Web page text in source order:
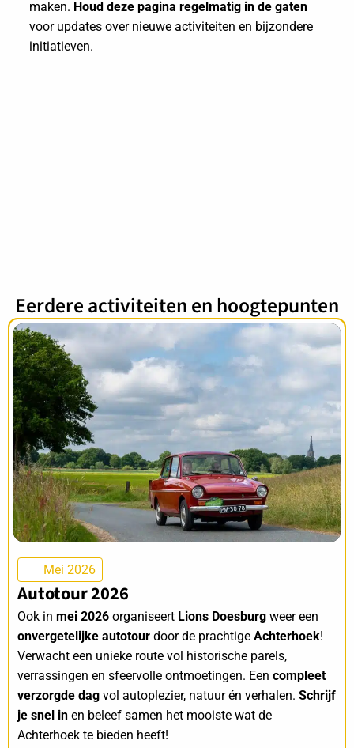
maken. Houd deze pagina regelmatig in de gaten
voor updates over nieuwe activiteiten en bijzondere
initiatieven.
Eerdere activiteiten en hoogtepunten
Mei 2026
Autotour 2026
Ook in mei 2026 organiseert Lions Doesburg weer een
onvergetelijke autotour door de prachtige Achterhoek!
Verwacht een unieke route vol historische parels,
verrassingen en sfeervolle ontmoetingen. Een compleet
verzorgde dag vol autoplezier, natuur én verhalen. Schrijf
je snel in en beleef samen het mooiste wat de
Achterhoek te bieden heeft!